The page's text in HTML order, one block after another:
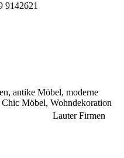
9142621
antike Möbel, moderne
Chic Möbel, Wohndekoration
Lauter Firmen